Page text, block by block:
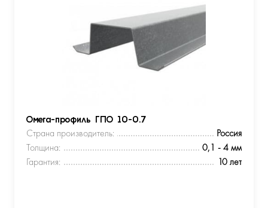
Омега-профиль ГПО 10-0.7
Страна производитель:
Россия
Толщина:
0,1 - 4 мм
Гарантия:
10 лет